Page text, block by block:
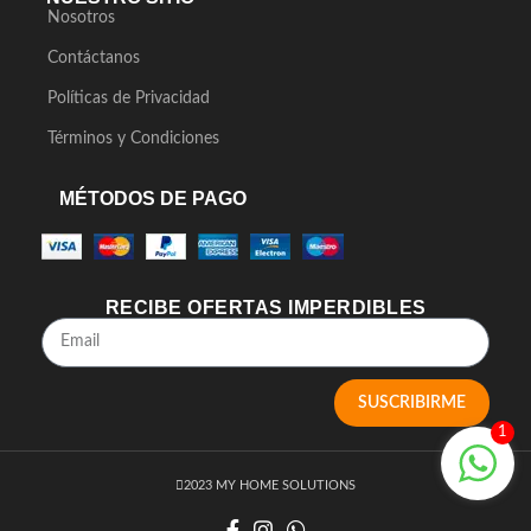
Nosotros
Contáctanos
Políticas de Privacidad
Términos y Condiciones
MÉTODOS DE PAGO
RECIBE OFERTAS IMPERDIBLES
SUSCRIBIRME
2023 MY HOME SOLUTIONS
1